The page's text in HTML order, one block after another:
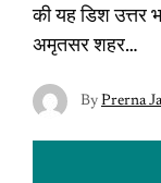
की यह डिश उत्तर
अमृतसर शहर…
By Prerna